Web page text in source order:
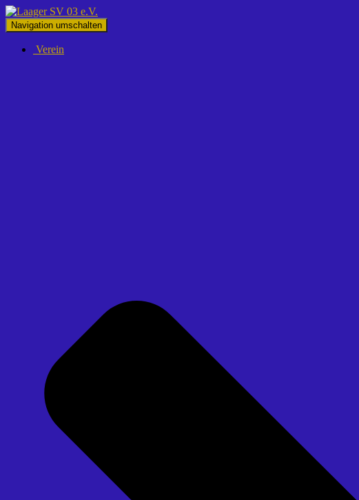
Navigation umschalten
Verein